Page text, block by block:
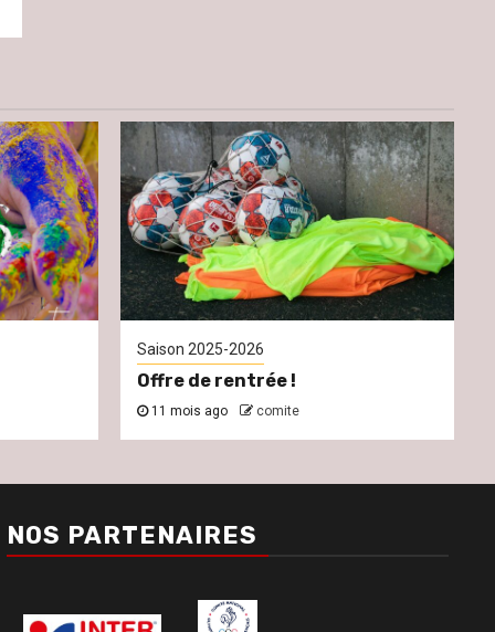
Saison 2025-2026
Offre de rentrée !
11 mois ago comite
NOS PARTENAIRES